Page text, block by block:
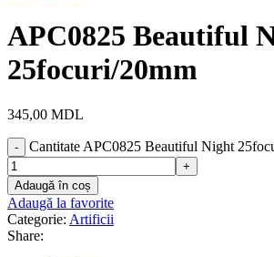
APC0825 Beautiful
25focuri/20mm
345,00 MDL
Cantitate APC0825 Beautiful Night
Adaugă în coș
Adaugă la favorite
Categorie: Artificii
Share: